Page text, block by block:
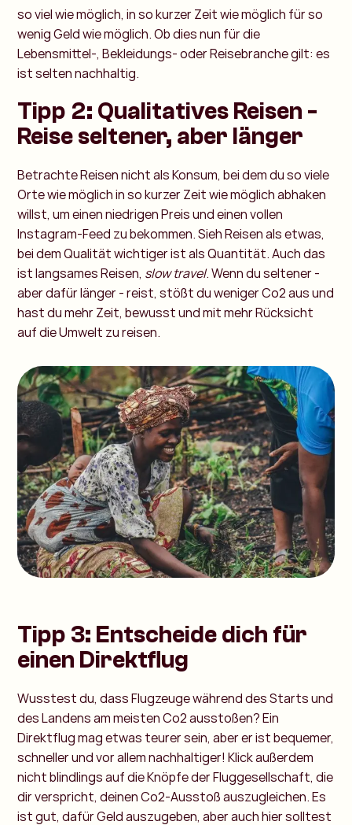
so viel wie möglich, in so kurzer Zeit wie möglich für so
wenig Geld wie möglich. Ob dies nun für die
Lebensmittel-, Bekleidungs- oder Reisebranche gilt: es
ist selten nachhaltig.
Tipp 2: Qualitatives Reisen -
Reise seltener, aber länger
Betrachte Reisen nicht als Konsum, bei dem du so viele
Orte wie möglich in so kurzer Zeit wie möglich abhaken
willst, um einen niedrigen Preis und einen vollen
Instagram-Feed zu bekommen. Sieh Reisen als etwas,
bei dem Qualität wichtiger ist als Quantität. Auch das
ist langsames Reisen, slow travel. Wenn du seltener -
aber dafür länger - reist, stößt du weniger Co2 aus und
hast du mehr Zeit, bewusst und mit mehr Rücksicht
auf die Umwelt zu reisen.
Tipp 3: Entscheide dich für
einen Direktflug
Wusstest du, dass Flugzeuge während des Starts und
des Landens am meisten Co2 ausstoßen? Ein
Direktflug mag etwas teurer sein, aber er ist bequemer,
schneller und vor allem nachhaltiger! Klick außerdem
nicht blindlings auf die Knöpfe der Fluggesellschaft, die
dir verspricht, deinen Co2-Ausstoß auszugleichen. Es
ist gut, dafür Geld auszugeben, aber auch hier solltest